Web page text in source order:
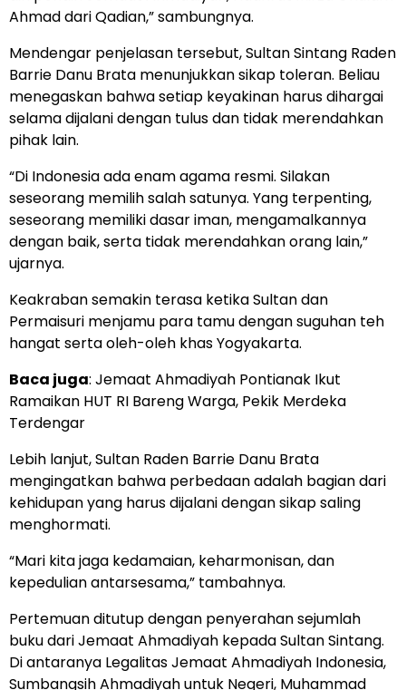
Ahmad dari Qadian,” sambungnya.
Mendengar penjelasan tersebut, Sultan Sintang Raden
Barrie Danu Brata menunjukkan sikap toleran. Beliau
menegaskan bahwa setiap keyakinan harus dihargai
selama dijalani dengan tulus dan tidak merendahkan
pihak lain.
“Di Indonesia ada enam agama resmi. Silakan
seseorang memilih salah satunya. Yang terpenting,
seseorang memiliki dasar iman, mengamalkannya
dengan baik, serta tidak merendahkan orang lain,”
ujarnya.
Keakraban semakin terasa ketika Sultan dan
Permaisuri menjamu para tamu dengan suguhan teh
hangat serta oleh-oleh khas Yogyakarta.
Baca juga: Jemaat Ahmadiyah Pontianak Ikut
Ramaikan HUT RI Bareng Warga, Pekik Merdeka
Terdengar
Lebih lanjut, Sultan Raden Barrie Danu Brata
mengingatkan bahwa perbedaan adalah bagian dari
kehidupan yang harus dijalani dengan sikap saling
menghormati.
“Mari kita jaga kedamaian, keharmonisan, dan
kepedulian antarsesama,” tambahnya.
Pertemuan ditutup dengan penyerahan sejumlah
buku dari Jemaat Ahmadiyah kepada Sultan Sintang.
Di antaranya Legalitas Jemaat Ahmadiyah Indonesia,
Sumbangsih Ahmadiyah untuk Negeri, Muhammad